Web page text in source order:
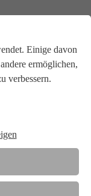
Einige davon
ermöglichen,
verbessern.
in enger
, Inspektions- und